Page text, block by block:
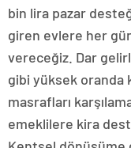
bin lira pazar
giren evlere her
vereceğiz. Dar
gibi yüksek
masrafları
emeklilere kira